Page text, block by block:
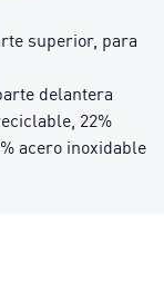
superior, para
delantera
22%
acero inoxidable